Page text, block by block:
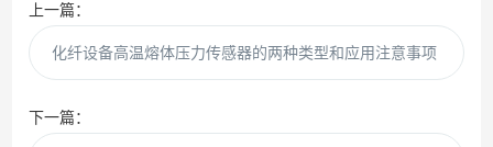
上一篇：
化纤设备高温熔体压力传感器的两种类型和应用注意事项
下一篇：